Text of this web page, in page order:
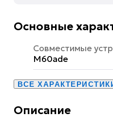
Основные
Совместимые
M60ade
ВСЕ
Описание